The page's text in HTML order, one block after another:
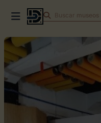
Buscar